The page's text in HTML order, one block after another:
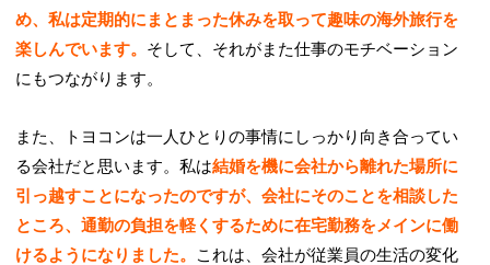
め、私は定期的にまとまった休みを取って趣味の海外旅行を
楽しんでいます。 そして、それがまた仕事のモチベーション
にもつながります。
また、トヨコンは一人ひとりの事情にしっかり向き合ってい
る会社だと思います。私は結婚を機に会社から離れた場所に
引っ越すことになったのですが、会社にそのことを相談した
ところ、通勤の負担を軽くするために在宅勤務をメインに働
けるようになりました。
これは、会社が従業員の生活の変化